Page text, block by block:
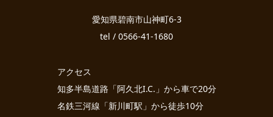
愛知県碧南市山神町6-3
tel / 0566-41-1680
アクセス
知多半島道路「阿久北I.C.」から車で20分
名鉄三河線「新川町駅」から徒歩10分